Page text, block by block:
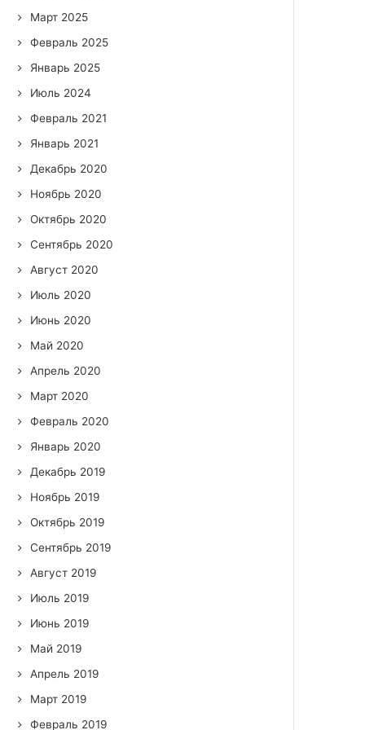
Март 2025
Февраль 2025
Январь 2025
Июль 2024
Февраль 2021
Январь 2021
Декабрь 2020
Ноябрь 2020
Октябрь 2020
Сентябрь 2020
Август 2020
Июль 2020
Июнь 2020
Май 2020
Апрель 2020
Март 2020
Февраль 2020
Январь 2020
Декабрь 2019
Ноябрь 2019
Октябрь 2019
Сентябрь 2019
Август 2019
Июль 2019
Июнь 2019
Май 2019
Апрель 2019
Март 2019
Февраль 2019